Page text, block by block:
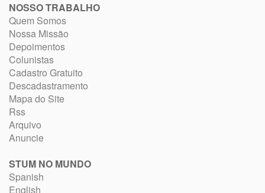
NOSSO TRABALHO
Quem Somos
Nossa Missão
Depoimentos
Colunistas
Cadastro Gratuito
Descadastramento
Mapa do Site
Rss
Arquivo
Anuncie
STUM NO MUNDO
Spanish
English